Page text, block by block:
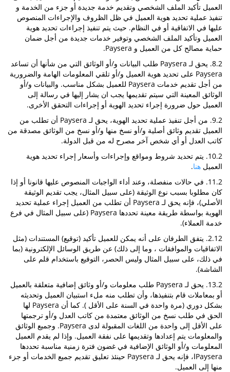
العميل تأكيد الملف الشخصي وتقديم خدمة جديدة أو جزء من الخدمة و
تنفيذ عملية تحديد هوية العميل في ظل الظروف والإجراءات المنصوص
عليها في الاتفاقية أو في النظام. حيث يتم تنفيذ إجراءات تحديد هوية
العميل وتأكيد الملف الشخصي وتوفير خدمات جديدة من أجل ضمان
حماية مصالح كل من العميل و Paysera.
8.2. يحق لـ Paysera طلب البيانات و/أو الوثائق التي من شأنها أن تساعد
Paysera على تحديد هوية العميل و/أو تلقي المعلومات الهامة والضرورية
من أجل تقديم خدمات Paysera للعميل بشكل مناسب. والبيانات و/أو
الوثائق المعينة التي سيتم تقديمها يجب ان يشار إليها في رسالة إلى
العميل حول ضرورة إجراء تحديد الهوية أو إجراءات التحقق الأخرى.
9.2. من أجل تنفيذ عملية تحديد الهوية، يحق لـ Paysera أن تطلب من
العميل تقديم وثائق أصلية و/أو نسخ منها و/أو نسخ من الوثائق مصدقة من
كاتب العدل أو أي شخص آخر مصرح له من قبل الدولة.
10.2. يتم تحديد شروط ومواقع وإجراءات وأسعار إجراء تحديد هوية
العميل هنا.
11.2. في حالات منفصلة، وعند أداء الواجبات المنصوص عليها قانونا أو إذا
كان مطلوبا بسبب نوع الوثيقة (على سبيل المثال، يجب تقديم الوثيقة
الأصلي)، فإنه يحق لـ Paysera أن تطلب من العميل إجراء عملية تحديد
الهوية بواسطة طريقة معينة تحددها Paysera (على سبيل المثال في فرع
خدمة العملاء).
2.12. يتفق الطرفان على أنه يمكن للعميل تأكيد (توقيع) المستندات (مثل
الاتفاقيات والموافقات ، وما إلى ذلك) عن طريق الوسائل الإلكترونية (بما
في ذلك، على سبيل المثال وليس الحصر، التوقيع باستخدام قلم على
الشاشة).
13.2. يحق لـ Paysera طلب معلومات و/أو وثائق إضافية متعلقة بالعميل
أو بمعاملات قام بتنفيذها، وأن تطلب منه ملء استبيان العميل وتحديثه
بشكل دوري (مرة واحدة في السنة على الأقل ). كما أن Paysera لها
الحق في طلب نسخ من الوثائق معتمدة من كاتب العدل و/أو ترجمتها
على الأقل إلى واحدة من اللغات المقبولة لدى Paysera. وجميع الوثائق
والمعلومات يتم إعدادها وتقديمها على نفقة العميل. وإذا لم يقدم العميل
المعلومات و/أو الوثائق الإضافية في غضون فترة زمنية مناسبة تحددها
Payseraا، فإنه يحق لـ Paysera حينئذ تعليق تقديم جميع الخدمات أو جزء
منها إلى العميل.